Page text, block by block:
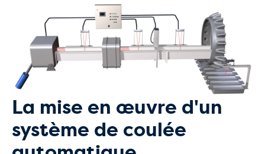
La mise en œuvre d'un
système de coulée